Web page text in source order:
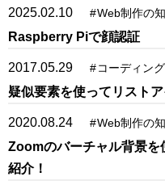
2025.02.10 #Web制作の
Raspberry Piで顔認証
2017.05.29 #コーディン
疑似要素を使ってリスト
2020.08.24 #Web制作の
Zoomのバーチャル背景を
紹介！